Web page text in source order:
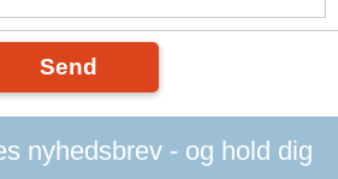
Send
nyhedsbrev - og hold dig